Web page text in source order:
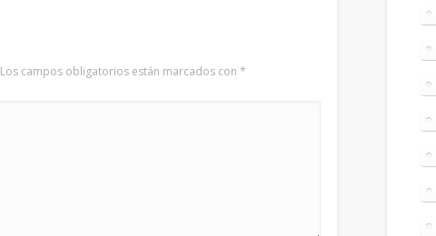
Los campos obligatorios están marcados con*